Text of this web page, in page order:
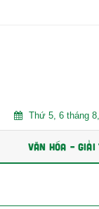
Suzuki XL7 có bản
Thứ 5, 6 tháng
VĂN HÓA – GIẢI